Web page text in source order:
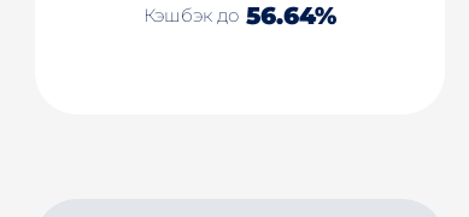
Кэшбэк до 56.64%